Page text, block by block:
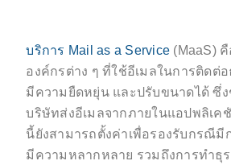
บริการ Mail as a Service (MaaS)
องค์กรต่าง ๆ ที่ใช้อีเมลในการติดต่
มีความยืดหยุ่น และปรับขนาดได้ ซึ่
บริษัทส่งอีเมลจากภายในแอปพลิเค
นี้ยังสามารถตั้งค่าเพื่อรองรับกรณีมี
มีความหลากหลาย รวมถึงการทำธุ